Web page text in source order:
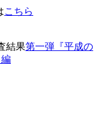
こちら
結果第一弾『平成の